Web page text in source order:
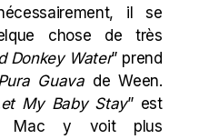
il se
chose de très
Donkey Water” prend
Guava de Ween.
My Baby Stay” est
Mac y voit plus